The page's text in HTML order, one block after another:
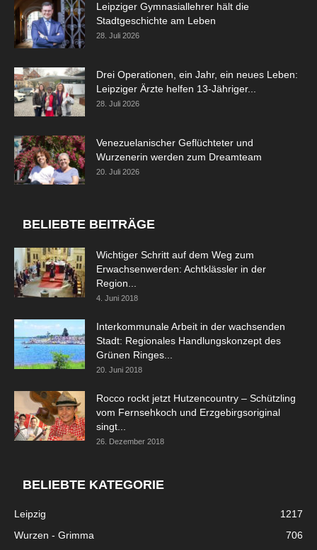
Leipziger Gymnasiallehrer hält die
Stadtgeschichte am Leben
28. Juli 2026
Drei Operationen, ein Jahr, ein neues Leben:
Leipziger Ärzte helfen 13-Jähriger...
28. Juli 2026
Venezuelanischer Geflüchteter und
Wurzenerin werden zum Dreamteam
20. Juli 2026
BELIEBTE BEITRÄGE
Wichtiger Schritt auf dem Weg zum
Erwachsenwerden: Achtklässler in der
Region...
4. Juni 2018
Interkommunale Arbeit in der wachsenden
Stadt: Regionales Handlungskonzept des
Grünen Ringes...
20. Juni 2018
Rocco rockt jetzt Hutzencountry – Schützling
vom Fernsehkoch und Erzgebirgsoriginal
singt...
26. Dezember 2018
BELIEBTE KATEGORIE
Leipzig
1217
Wurzen - Grimma
706